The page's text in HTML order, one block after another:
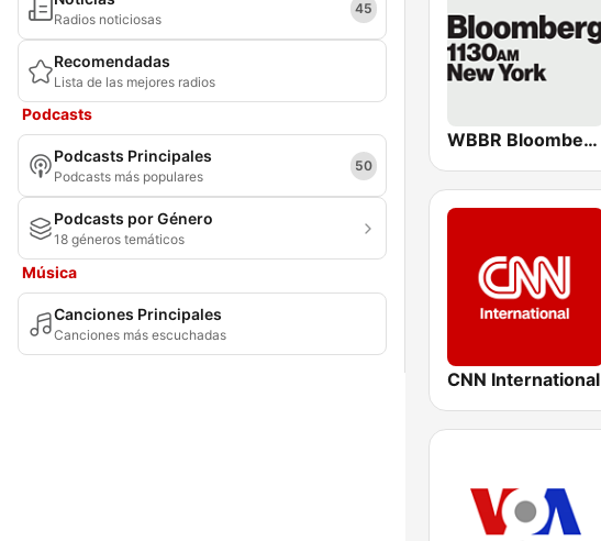
Radios noticiosas
45
Recomendadas
Lista de las mejores radios
Podcasts
Podcasts Principales
Podcasts más populares
50
Podcasts por Género
18 géneros temáticos
Música
Canciones Principales
Canciones más escuchadas
WBBR Bloomberg 1130
CNN International